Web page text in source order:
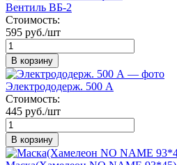
Вентиль ВБ-2
Стоимость:
595 руб./шт
В корзину
Электрододерж. 500 А
Стоимость:
445 руб./шт
В корзину